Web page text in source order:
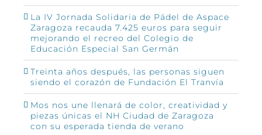
La IV Jornada Solidaria de Pádel de Aspace
Zaragoza recauda 7.425 euros para seguir
mejorando el recreo del Colegio de
Educación Especial San Germán
Treinta años después, las personas siguen
siendo el corazón de Fundación El Tranvía
Mos nos une llenará de color, creatividad y
piezas únicas el NH Ciudad de Zaragoza
con su esperada tienda de verano